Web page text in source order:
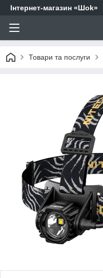
Інтернет-магазин «Шоk»
Товари та послуги